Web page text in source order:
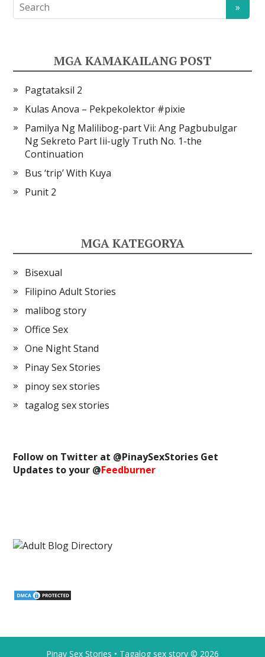
MGA KAMAKAILANG POST
Pagtataksil 2
Kulas Anova – Pekpekolektor #pixie
Pamilya Ng Malilibog-part Vii: Ang Pagbubulgar
Ng Sekreto Part Iii-ugly Truth No. 1-the
Continuation
Bus ‘trip’ With Kuya
Punit 2
MGA KATEGORYA
Bisexual
Filipino Adult Stories
malibog story
Office Sex
One Night Stand
Pinay Sex Stories
pinoy sex stories
tagalog sex stories
Follow on Twitter at @PinaySexStories Get
Updates to your @Feedburner
Pinay Sex Stories • Tagalog sex story © 2026